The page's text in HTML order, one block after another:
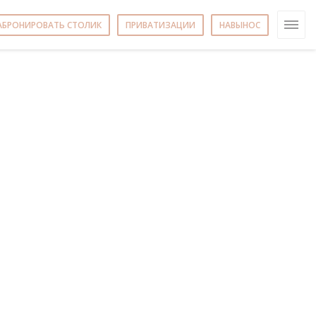
СТОЛИК ПРИВАТИЗАЦИИ НАВЫНОС